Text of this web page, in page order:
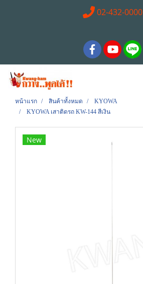
02-432-0000
หน้าแรก สินค้าทั้งหมด
KYOWA
KYOWA เสาติดรถ KW-144 สีเงิน
New